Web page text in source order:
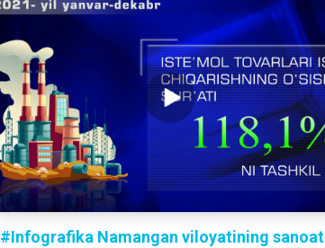
#Infografika Namangan viloyatining sanoat